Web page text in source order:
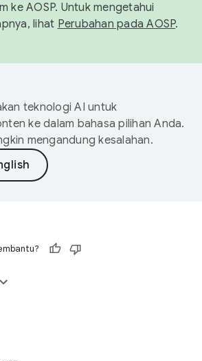
ke AOSP. Untuk mengetahui
lihat Perubahan pada AOSP.
teknologi AI untuk
ke dalam bahasa pilihan Anda.
mengandung kesalahan.